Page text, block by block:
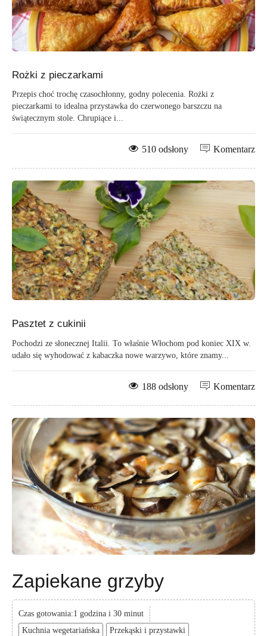
Rożki z pieczarkami
Przepis choć trochę czasochłonny, godny polecenia. Rożki z
pieczarkami to idealna przystawka do czerwonego barszczu na
świątecznym stole. Chrupiące i...
Komentarz
510 odsłony
Pasztet z cukinii
Pochodzi ze słonecznej Italii. To właśnie Włochom pod koniec XIX w.
udało się wyhodować z kabaczka nowe warzywo, które znamy...
Komentarz
188 odsłony
Zapiekane grzyby
Czas gotowania:1 godzina i 30 minut
Kuchnia wegetariańska
Przekąski i przystawki